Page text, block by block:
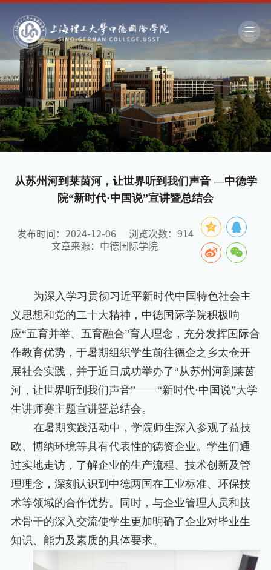
从苏州河到莱茵河，让世界听到我们声音 —中德学
院“新时代·中国说”宣讲暨总结会
发布时间：2024-12-06 浏览次数：914
文章来源：中德国际学院
为深入学习贯彻习近平新时代中国特色社会主
义思想和党的二十大精神，中德国际学院积极响
应“五育并举、五育融合”育人理念，充分发挥国际合
作教育优势，于暑期组织学生前往德企之乡太仓开
展社会实践，并于近日成功举办了“从苏州河到莱茵
河，让世界听到我们声音”——“新时代·中国说”大学
生讲师赛主题宣讲暨总结会。
在暑期实践活动中，学院师生深入参观了益技
欧、博纳环境等具有代表性的德资企业。学生们通
过实地走访，了解企业的生产流程、技术创新及管
理理念，深刻认识到中德两国在工业标准、环保技
术等领域的合作优势。同时，与企业管理人员和技
术骨干的深入交流使学生更加明确了企业对毕业生
知识、能力及素质的具体要求。